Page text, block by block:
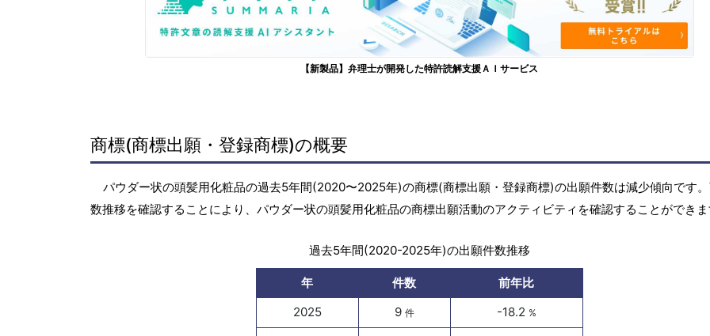
【新製品】弁理士が開発した特許読解支援ＡＩサービス
商標(商標出願・登録商標)の概要
パウダー状の頭髪用化粧品の過去5年間(2020〜2025年)の商標(商標出願・登録商標)の出願件数は減少傾向です
数推移を確認することにより、パウダー状の頭髪用化粧品の商標出願活動のアクティビティを確認することができ
過去5年間(2020-2025年)の出願件数推移
年 件数
前年比
2025
9 件 -18.2 %